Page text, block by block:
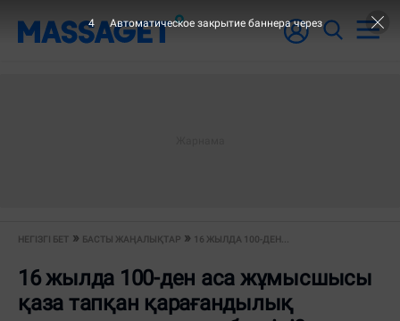
НЕГІЗГІ БЕТ БАСТЫ ЖАҢАЛЫҚТАР 16 ЖЫЛДА 100-ДЕН...
16 жылда 100-ден аса жұмысшысы
қаза тапқан қарағандылық
4 Автоматическое закрытие баннера через